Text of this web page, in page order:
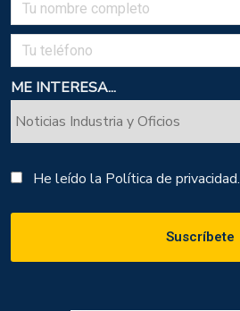
ME INTERESA...
He leído la Política de privacidad.